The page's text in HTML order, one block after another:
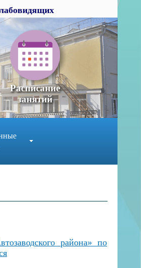
Версия для слабовидящих
×
Расписание
занятий
x
района» по